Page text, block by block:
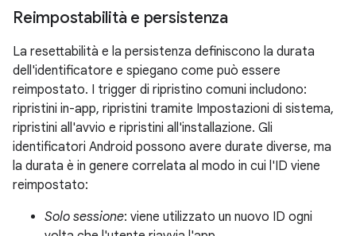
Reimpostabilità e persistenza
La resettabilità e la persistenza definiscono la durata
dell'identificatore e spiegano come può essere
reimpostato. I trigger di ripristino comuni includono:
ripristini in-app, ripristini tramite Impostazioni di sistema,
ripristini all'avvio e ripristini all'installazione. Gli
identificatori Android possono avere durate diverse, ma
la durata è in genere correlata al modo in cui l'ID viene
reimpostato:
Solo sessione: viene utilizzato un nuovo ID ogni